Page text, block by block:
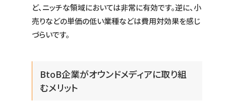
ど、ニッチな領域においては非常に有効です。逆に、小
売りなどの単価の低い業種などは費用対効果を感じ
づらいです。
BtoB企業がオウンドメディアに取り組
むメリット